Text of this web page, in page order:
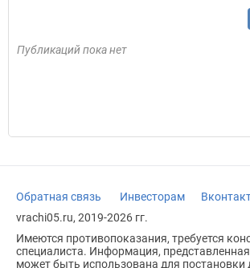
Публикаций пока нет
Обратная связь Инвесторам
vrachi05.ru, 2019-2026 гг.
Имеются противопоказания, требуется
специалиста. Информация, представленная
может быть использована для постановки